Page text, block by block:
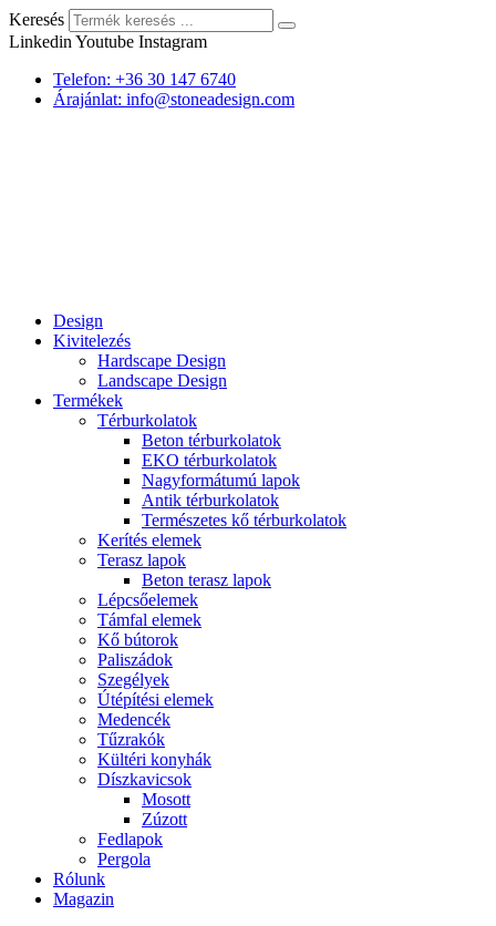
Keresés
Linkedin Youtube Instagram
Telefon: +36 30 147 6740
Árajánlat: info@stoneadesign.com
Design
Kivitelezés
Hardscape Design
Landscape Design
Termékek
Térburkolatok
Beton térburkolatok
EKO térburkolatok
Nagyformátumú lapok
Antik térburkolatok
Természetes kő térburkolatok
Kerítés elemek
Terasz lapok
Beton terasz lapok
Lépcsőelemek
Támfal elemek
Kő bútorok
Paliszádok
Szegélyek
Útépítési elemek
Medencék
Tűzrakók
Kültéri konyhák
Díszkavicsok
Mosott
Zúzott
Fedlapok
Pergola
Rólunk
Magazin